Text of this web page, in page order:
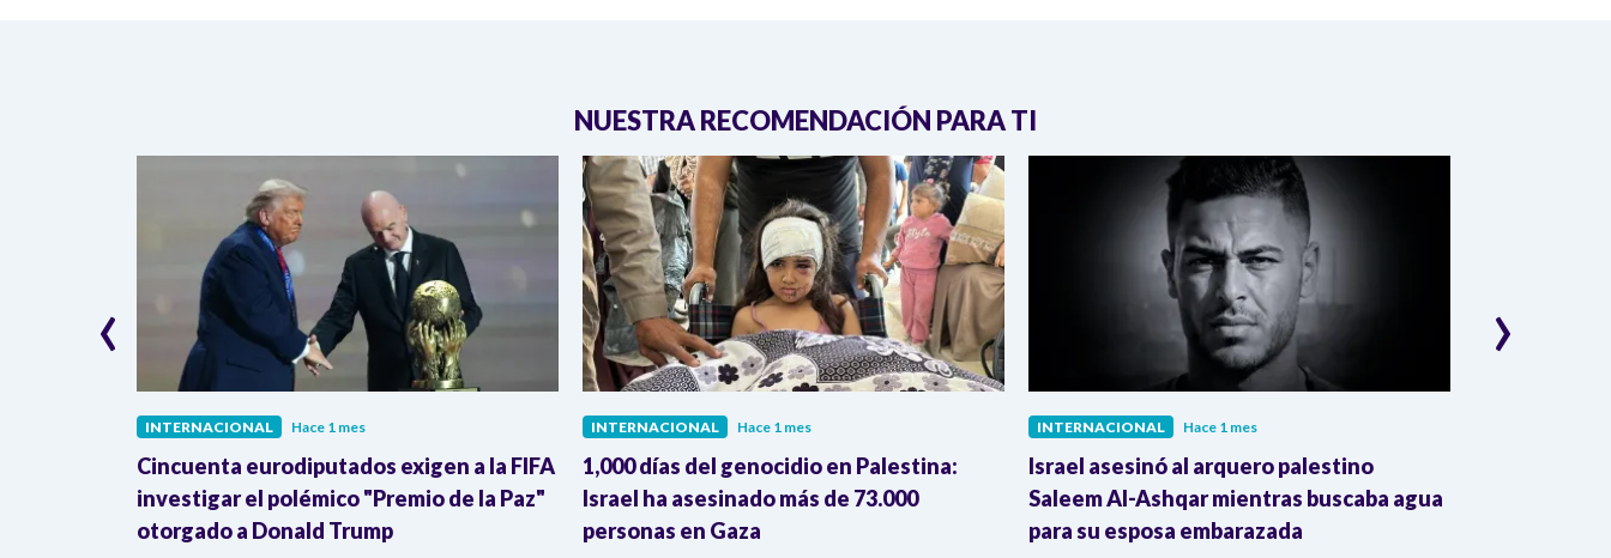
NUESTRA RECOMENDACIÓN PARA TI
INTERNACIONAL Hace 1 mes
Cincuenta eurodiputados exigen a la FIFA
investigar el polémico "Premio de la Paz"
otorgado a Donald Trump
INTERNACIONAL Hace 1 mes
1,000 días del genocidio en Palestina:
Israel ha asesinado más de 73.000
personas en Gaza
INTERNACIONAL Hace 1 mes
Israel asesinó al arquero palestino
Saleem Al-Ashqar mientras buscaba agua
para su esposa embarazada
‹ ›